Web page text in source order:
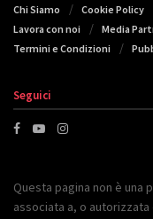
Chi Siamo Cookie Policy
Lavora con noi
Media
Termini e Condizioni
Seguici
Questa pagina non è una
associata a, o autorizzata